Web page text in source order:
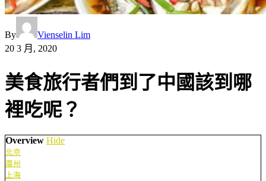
By
Vienselin Lim
20 3 月, 2020
美食旅行者們到了中國該到哪
裡吃呢？
Overview Hide
北京
廣州
上海